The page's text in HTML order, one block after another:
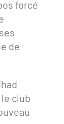
forcé
de
club